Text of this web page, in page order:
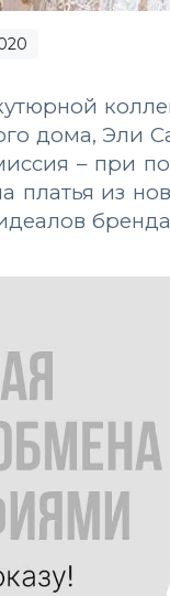
дома, Эли
– при
платья из